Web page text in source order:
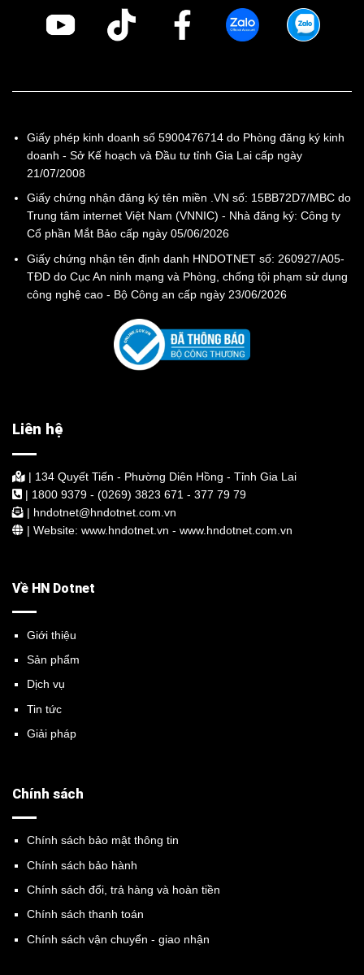
Giấy phép kinh doanh số 5900476714 do Phòng đăng ký kinh
doanh - Sở Kế hoạch và Đầu tư tỉnh Gia Lai cấp ngày
21/07/2008
Giấy chứng nhận đăng ký tên miền .VN số: 15BB72D7/MBC do
Trung tâm internet Việt Nam (VNNIC) - Nhà đăng ký: Công ty
Cổ phần Mắt Bảo cấp ngày 05/06/2026
Giấy chứng nhận tên định danh HNDOTNET số: 260927/A05-
TĐD do Cục An ninh mạng và Phòng, chống tội phạm sử dụng
công nghệ cao - Bộ Công an cấp ngày 23/06/2026
Liên hệ
| 134 Quyết Tiến - Phường Diên Hồng - Tỉnh Gia Lai
| 1800 9379 - (0269) 3823 671 - 377 79 79
| hndotnet@hndotnet.com.vn
| Website: www.hndotnet.vn - www.hndotnet.com.vn
Về HN Dotnet
Giới thiệu
Sản phẩm
Dịch vụ
Tin tức
Giải pháp
Chính sách
Chính sách bảo mật thông tin
Chính sách bảo hành
Chính sách đổi, trả hàng và hoàn tiền
Chính sách thanh toán
Chính sách vận chuyển - giao nhận